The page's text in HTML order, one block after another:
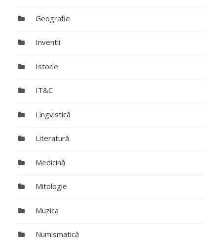
Geografie
Inventii
Istorie
IT&C
Lingvistică
Literatură
Medicină
Mitologie
Muzica
Numismatică